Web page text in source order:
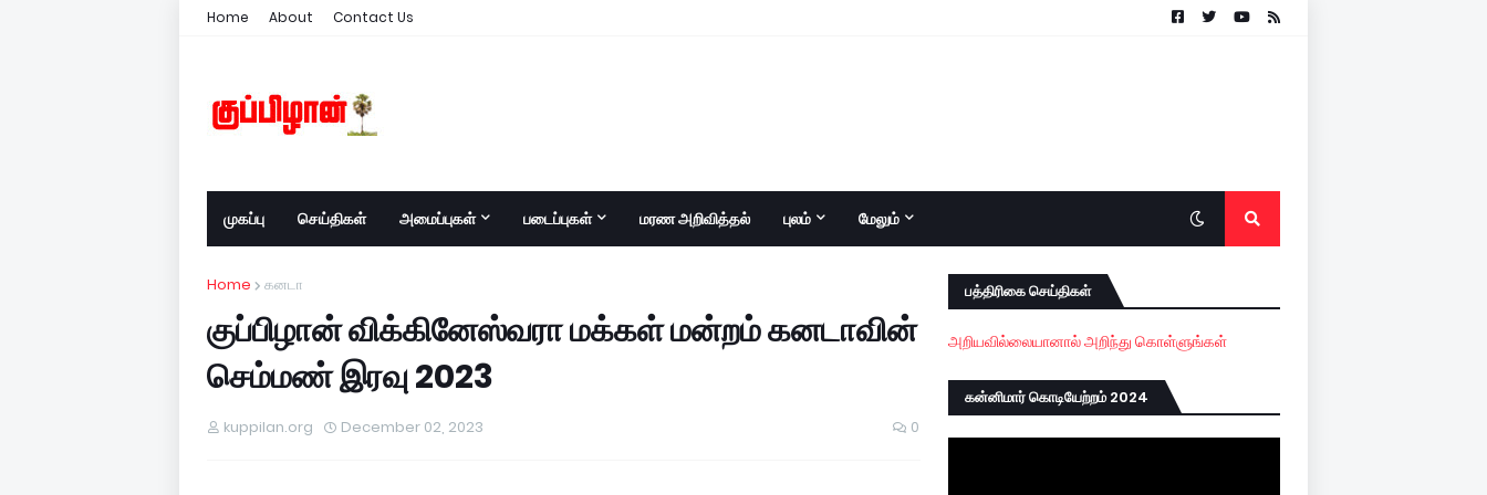
Home About Contact Us
முகப்பு செய்திகள் அமைப்புகள் படைப்புகள் மரண அறிவித்தல் புலம் மேலும்
Home கனடா
குப்பிழான் விக்கினேஸ்வரா மக்கள் மன்றம் கனடாவின்
செம்மண் இரவு 2023
kuppilan.org December 02, 2023 0
பத்திரிகை செய்திகள்
அறியவில்லையானால் அறிந்து கொள்ளுங்கள்
கன்னிமார் கொடியேற்றம் 2024